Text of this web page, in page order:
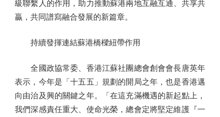
級聯繫人的作用，助力推動蘇港兩地互融互通、共享共
贏，共同譜寫融合發展的新篇章。
持續發揮連結蘇港橋樑紐帶作用
全國政協常委、香港江蘇社團總會創會會長唐英年
表示，今年是「十五五」規劃的開局之年，也是香港邁
向由治及興的關鍵之年。「在這充滿機遇的新起點上，
我們深感責任重大、使命光榮，總會定將堅定維護『一